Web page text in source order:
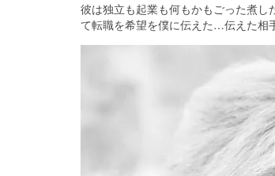
彼は独立も起業も何もかもごった煮
て転職を希望を僕に伝えた…伝えた相